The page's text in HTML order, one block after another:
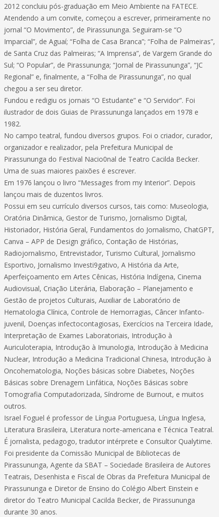
2012 concluiu pós-graduação em Meio Ambiente na FATECE.
Atendendo a um convite, começou a escrever, primeiramente no
jornal “O Movimento”, de Pirassununga. Seguiram-se “O
Imparcial”, de Aguaí; “Folha de Casa Branca”; “Folha de Palmeiras”,
de Santa Cruz das Palmeiras; “A Imprensa”, de Vargem Grande do
Sul; “O Popular”, de Pirassununga; “Jornal de Pirassununga”, “JC
Regional” e, finalmente, a “Folha de Pirassununga”, no qual
chegou a ser seu diretor.
Fundou e redigiu os jornais “O Estudante” e “O Servidor”. Foi
ilustrador de dois Guias de Pirassununga lançados em 1978 e
1982.
No campo teatral, fundou diversos grupos. Foi o criador, curador,
organizador e realizador, pela Prefeitura Municipal de
Pirassununga do Festival Nacio0nal de Teatro Cacilda Becker.
Uma de suas maiores paixões é escrever.
Em 1976 lançou o livro “Messages from my Interior”. Depois
lançou mais de duzentos livros.
Possui em seu currículo diversos cursos, tais como: Museologia,
Oratória Dinâmica, Gestor de Turismo, Jornalismo Digital,
Historiador, História Geral, Fundamentos do Jornalismo, ChatGPT,
Canva – APP de Design gráfico, Contação de Histórias,
Radiojornalismo, Entrevistador, Turismo Cultural, Jornalismo
Esportivo, Jornalismo Investi9gativo, A História da Arte,
Aperfeiçoamento em Artes Cênicas, História Indígena, Cinema
Audiovisual, Criação Literária, Elaboração – Planejamento e
Gestão de projetos Culturais, Auxiliar de Laboratório de
Hematologia Clínica, Controle de Hemorragias, Câncer Infanto-
juvenil, Doenças infectocontagiosas, Exercícios na Terceira Idade,
Interpretação de Exames Laboratoriais, Introdução à
Auriculoterapia, Introdução à Imunologia, Introdução à Medicina
Nuclear, Introdução a Medicina Tradicional Chinesa, Introdução à
Oncohematologia, Noções básicas sobre Diabetes, Noções
Básicas sobre Drenagem Linfática, Noções Básicas sobre
Tomografia Computadorizada, Síndrome de Burnout, e muitos
outros.
Israel Foguel é professor de Língua Portuguesa, Língua Inglesa,
Literatura Brasileira, Literatura norte-americana e Técnica Teatral.
É jornalista, pedagogo, tradutor intérprete e Consultor Qualytime.
Foi presidente da Comissão Municipal de Bibliotecas de
Pirassununga, Agente da SBAT – Sociedade Brasileira de Autores
Teatrais, Desenhista e Fiscal de Obras da Prefeitura Municipal de
Pirassununga e Diretor de Ensino do Colégio Albert Einstein e
diretor do Teatro Municipal Cacilda Becker, de Pirassununga
durante 30 anos.